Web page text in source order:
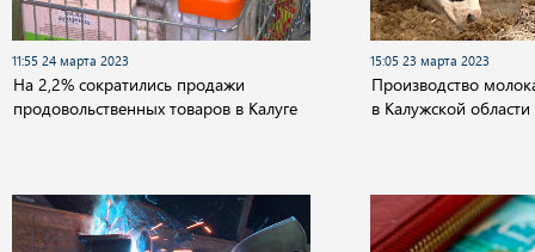
11:55 24 марта 2023
На 2,2% сократились продажи
продовольственных товаров в Калуге
15:05 23 марта 2023
Производство
в Калужской области